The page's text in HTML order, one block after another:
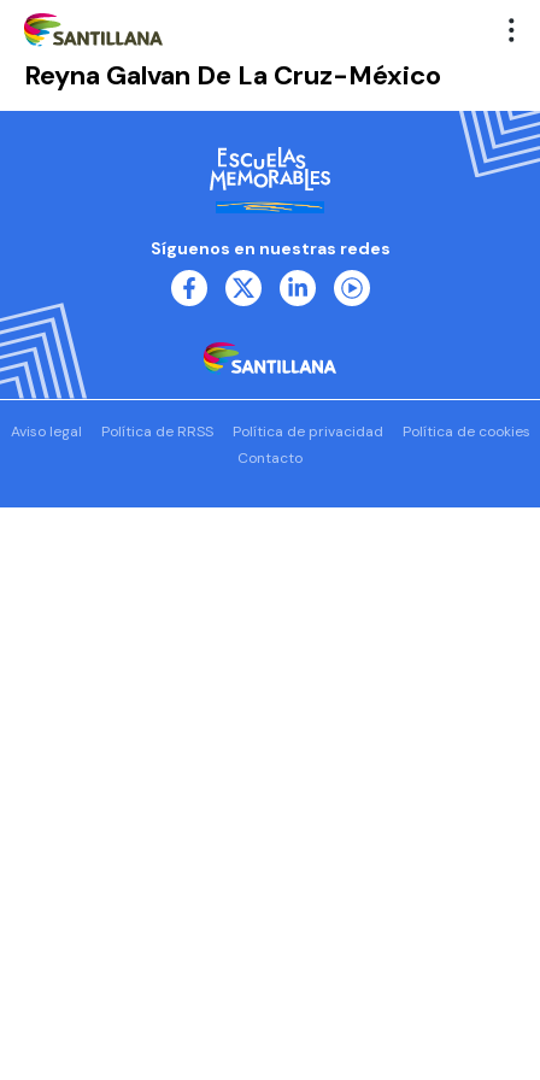
Reyna Galvan De La Cruz-México
Síguenos en nuestras redes
Aviso legal Política de RRSS Política de privacidad
Política de cookies
Contacto